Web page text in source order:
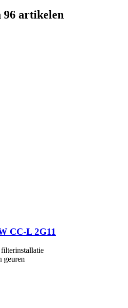
artikelen
CC-​L 2G11
geuren